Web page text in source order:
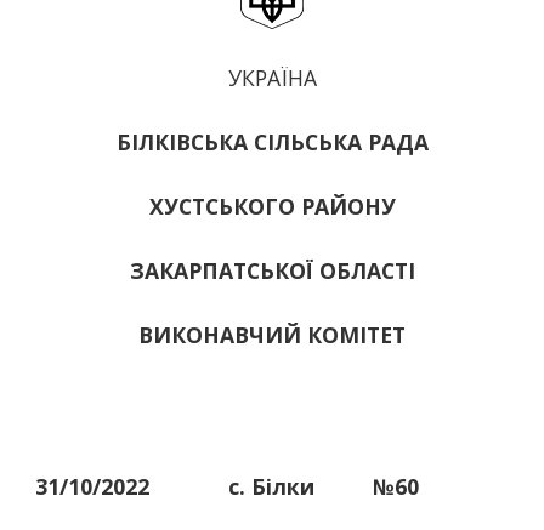
УКРАЇНА
БІЛКІВСЬКА СІЛЬСЬКА РАДА
ХУСТСЬКОГО РАЙОНУ
ЗАКАРПАТСЬКОЇ ОБЛАСТІ
ВИКОНАВЧИЙ КОМІТЕТ
31/10/2022 с. Білки №60